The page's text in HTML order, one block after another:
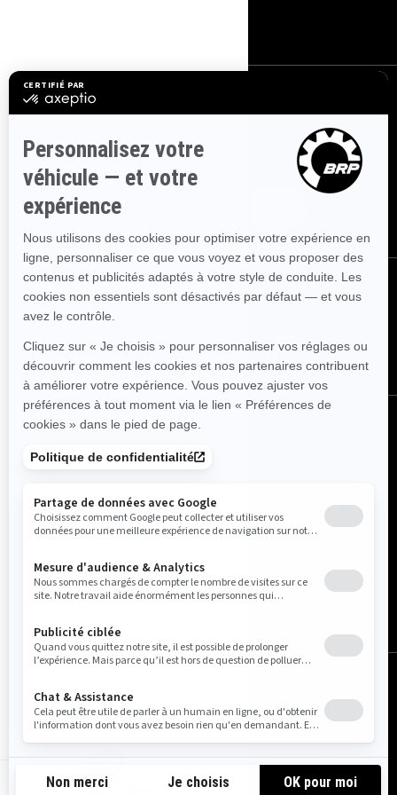
Inscrivez-vous à nos courriels. Recevez les dernières nouvelles, les
événements et les offres.
NOUS SUIVRE
Belgique (français)
© BRP 2003-2026
Avis juridique
Politique de confidentialité
Utilisation des cookies
Accessibilité
Carte du site Paramètres des cookies